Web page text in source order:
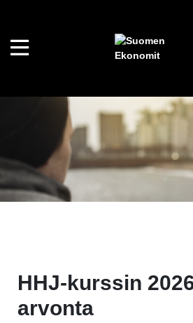
HHJ-kurssin
arvonta